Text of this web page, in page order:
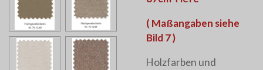
( Maßangaben siehe
Bild 7 )
Holzfarben und